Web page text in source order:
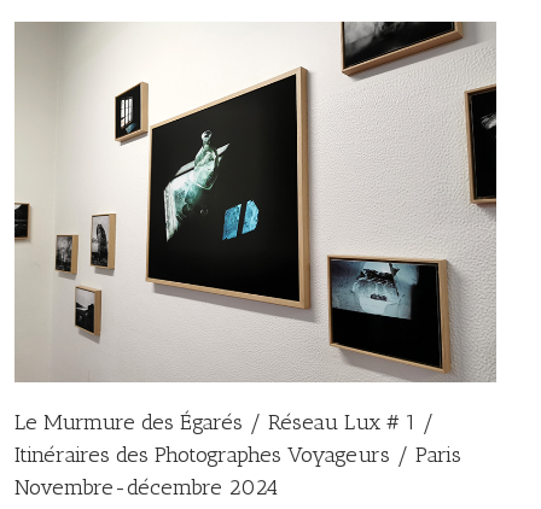
Le Murmure des Égarés / Réseau Lux # 1 /
Itinéraires des Photographes Voyageurs / Paris
Novembre-décembre 2024